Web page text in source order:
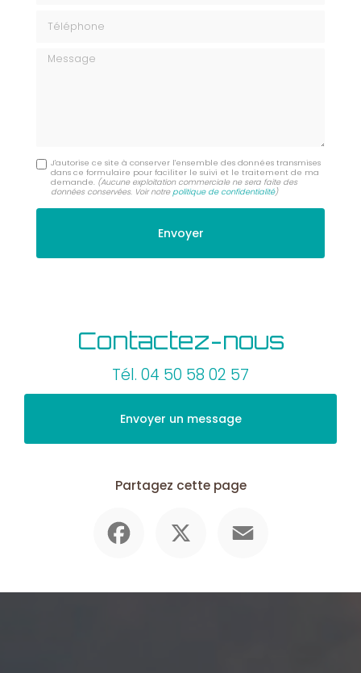
Message
J'autorise ce site à conserver l'ensemble des données transmises
dans ce formulaire pour faciliter le suivi et le traitement de ma
demande. (Aucune exploitation commerciale ne sera faite des
données conservées. Voir notrepolitique de confidentialité)
Contactez-nous
Tél. 04 50 58 02 57
Envoyer un message
Partagez cette page